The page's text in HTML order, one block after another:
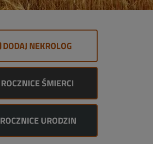
DODAJ NEKROLOG
ROCZNICE ŚMIERCI
ROCZNICE URODZIN